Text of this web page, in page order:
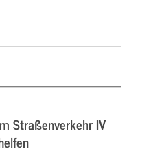
Straßenverkehr IV